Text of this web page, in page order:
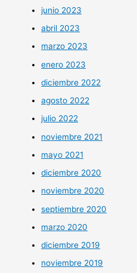
junio 2023
abril 2023
marzo 2023
enero 2023
diciembre 2022
agosto 2022
julio 2022
noviembre 2021
mayo 2021
diciembre 2020
noviembre 2020
septiembre 2020
marzo 2020
diciembre 2019
noviembre 2019